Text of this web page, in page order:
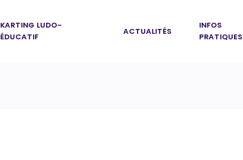
KARTING LUDO-
ÉDUCATIF
ACTUALITÉS
INFOS
PRATIQUES